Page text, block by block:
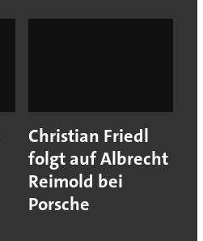
Christian Friedl
folgt auf Albrecht
Reimold bei
Porsche